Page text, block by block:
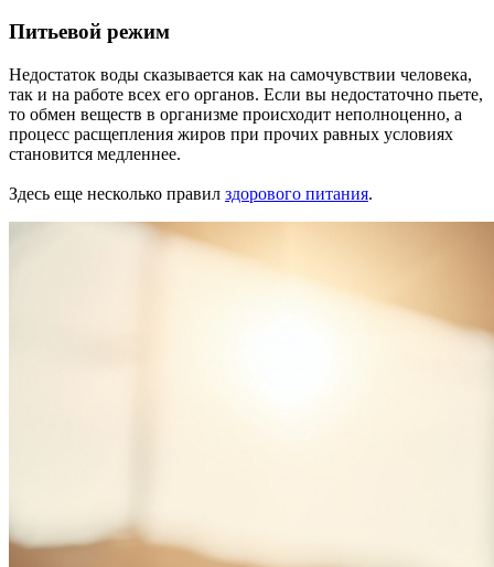
Питьевой режим
Недостаток воды сказывается как на самочувствии человека,
так и на работе всех его органов. Если вы недостаточно пьете,
то обмен веществ в организме происходит неполноценно, а
процесс расщепления жиров при прочих равных условиях
становится медленнее.
Здесь еще несколько правил здорового питания.